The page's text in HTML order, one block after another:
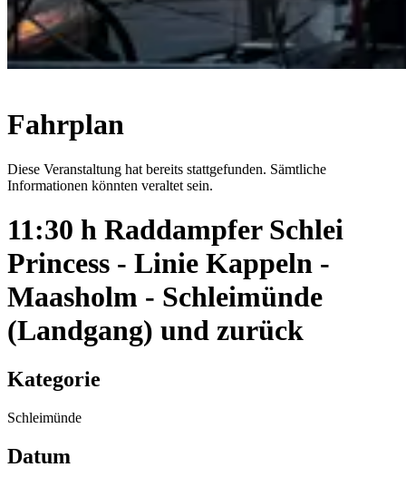
Fahrplan
Diese Veranstaltung hat bereits stattgefunden. Sämtliche
Informationen könnten veraltet sein.
11:30 h Raddampfer Schlei
Princess - Linie Kappeln -
Maasholm - Schleimünde
(Landgang) und zurück
Kategorie
Schleimünde
Datum